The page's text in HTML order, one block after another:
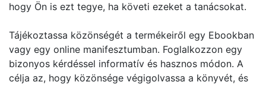
hogy Ön is ezt tegye, ha követi ezeket a tanácsokat.
Tájékoztassa közönségét a termékeiről egy Ebookban
vagy egy online manifesztumban. Foglalkozzon egy
bizonyos kérdéssel informatív és hasznos módon. A
célja az, hogy közönsége végigolvassa a könyvét, és